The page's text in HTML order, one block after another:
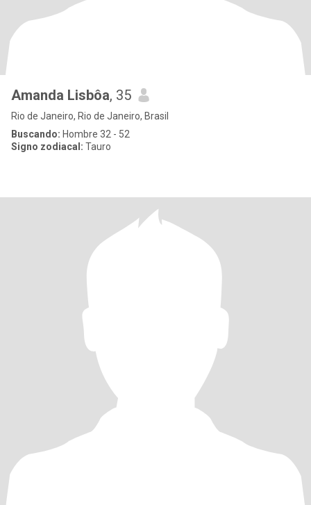
Amanda Lisbôa, 35
Rio de Janeiro, Rio de Janeiro, Brasil
Buscando: Hombre 32 - 52
Signo zodiacal: Tauro